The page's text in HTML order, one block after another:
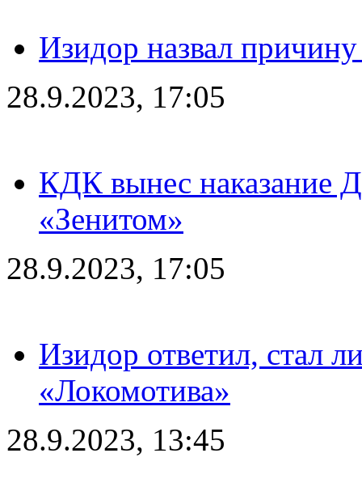
Изидор назвал
28.9.2023, 17:05
КДК вынес наказание
«Зенитом»
28.9.2023, 17:05
Изидор ответил, стал
«Локомотива»
28.9.2023, 13:45